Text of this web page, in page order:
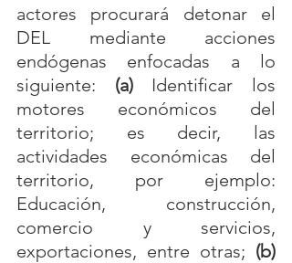
actores procurará detonar el
DEL mediante acciones
endógenas enfocadas a lo
siguiente: (a) Identificar los
motores económicos del
territorio; es decir, las
actividades económicas del
territorio, por ejemplo:
Educación, construcción,
comercio y servicios,
exportaciones, entre otras;